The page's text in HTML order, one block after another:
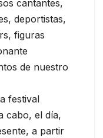
cantantes,
deportistas,
figuras
de nuestro
festival
cabo, el día,
a partir